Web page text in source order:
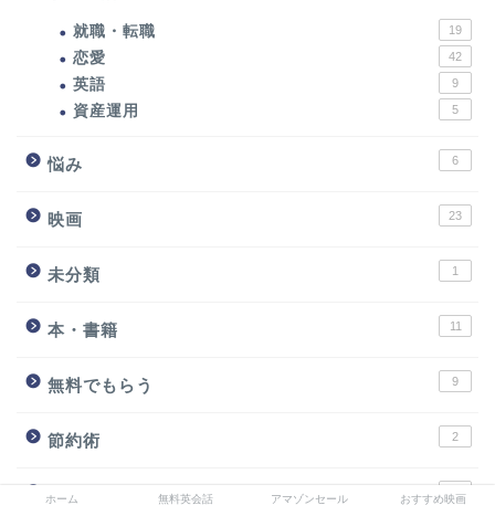
就職・転職 19
恋愛 42
英語 9
資産運用 5
悩み 6
映画 23
未分類 1
本・書籍 11
無料でもらう 9
節約術 2
食レポ 20
ホーム 無料英会話 アマゾンセール おすすめ映画